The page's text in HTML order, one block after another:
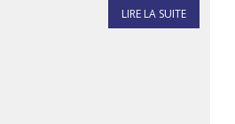
LIRE LA SUITE